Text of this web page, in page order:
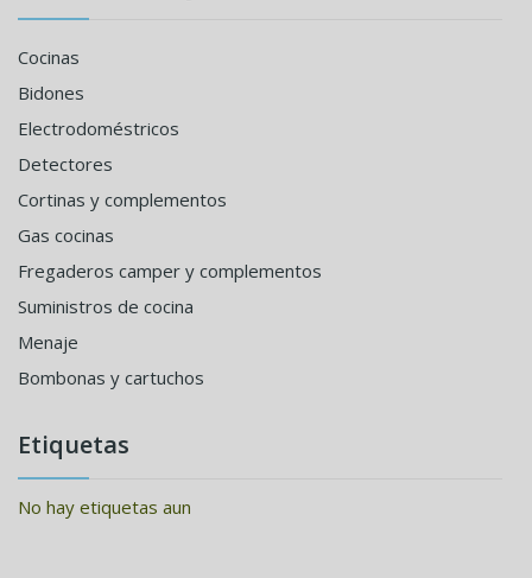
Cocinas
Bidones
Electrodoméstricos
Detectores
Cortinas y complementos
Gas cocinas
Fregaderos camper y complementos
Suministros de cocina
Menaje
Bombonas y cartuchos
Etiquetas
No hay etiquetas aun